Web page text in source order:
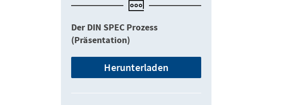
Der DIN SPEC Prozess
(Präsentation)
Herunterladen